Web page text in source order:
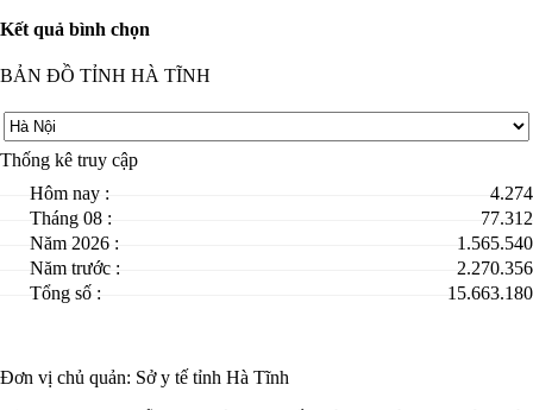
Kết quả bình chọn
BẢN ĐỒ TỈNH HÀ TĨNH
Thống kê truy cập
Hôm nay :
4.274
Tháng 08 :
77.312
Năm 2026 :
1.565.540
Năm trước :
2.270.356
Tổng số :
15.663.180
Đơn vị chủ quản: Sở y tế tỉnh Hà Tĩnh